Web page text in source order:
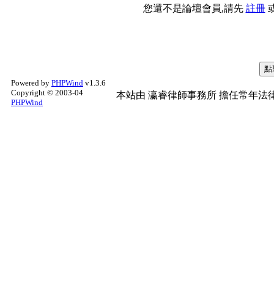
您還不是論壇會員,請先 註冊
Powered by PHPWind v1.3.6
Copyright © 2003-04
PHPWind
本站由 瀛睿律師事務所 擔任常年法